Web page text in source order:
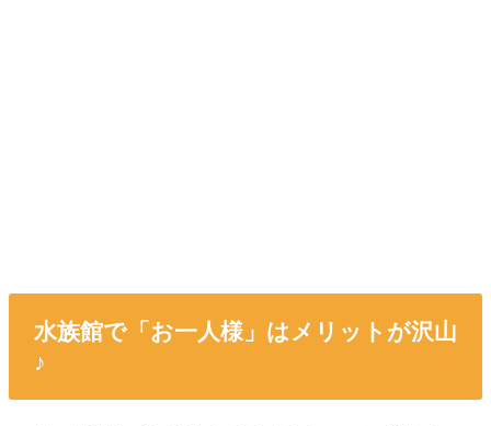
水族館で「お一人様」はメリットが沢山
♪